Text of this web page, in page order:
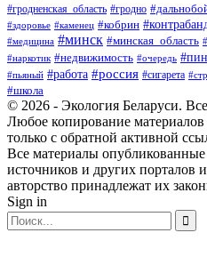
#гродненская_область #гродно
#здоровье #каменец #кобрин
#медицина #минск #минская_область
#наркотик #недвижимость #очередь
#пьяный #работа #россия #сигарета
#школа
© 2026 - Экология Беларуси.
Любое копирование материалов
только с обратной активной
Все материалы
источников и других порталов
авторство принадлежат их
Sign in